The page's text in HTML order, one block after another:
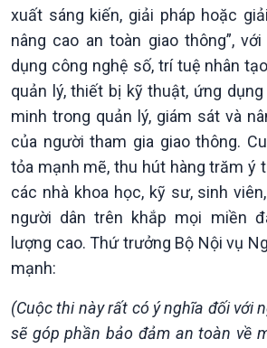
Kinh tế
Tin Kinh tế
Trước giờ mở cửa
Dòng chảy Kinh tế
Sức sống hàng Việt
Khởi nghiệp
Tuyên chiến với gian lận
thương mại
Nông
Tin
đảo
Mùa
Biển
Tâm
Tìm
Nam
xuất sáng kiến, giải pháp hoặc
nâng cao an toàn giao thông”,
dụng công nghệ số, trí tuệ nhân
quản lý, thiết bị kỹ thuật, ứng
minh trong quản lý, giám sát và
của người tham gia giao thông.
tỏa mạnh mẽ, thu hút hàng trăm ý
các nhà khoa học, kỹ sư, sinh
người dân trên khắp mọi miền
lượng cao. Thứ trưởng Bộ Nội vụ
mạnh:
(Cuộc thi này rất có ý nghĩa đối với
sẽ góp phần bảo đảm an toàn về